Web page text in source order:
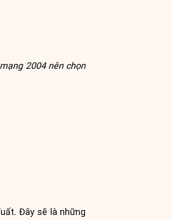
2004 nên chọn
Đây sẽ là những